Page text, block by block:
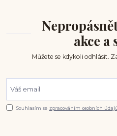
akce a
Můžete se kdykoli odhlásit.
Souhlasím se zpracováním osobních